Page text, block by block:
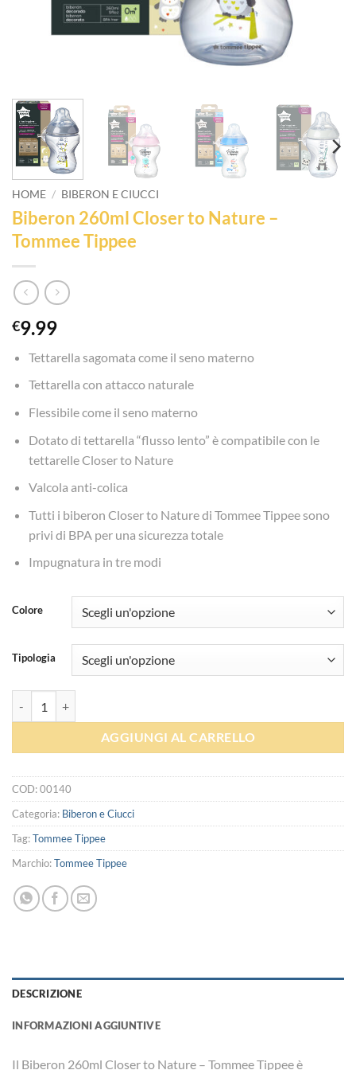
HOME / BIBERON E CIUCCI
Biberon 260ml Closer to Nature –
Tommee Tippee
€9.99
Tettarella sagomata come il seno materno
Tettarella con attacco naturale
Flessibile come il seno materno
Dotato di tettarella “flusso lento” è compatibile con le
tettarelle Closer to Nature
Valcola anti-colica
Tutti i biberon Closer to Nature di Tommee Tippee sono
privi di BPA per una sicurezza totale
Impugnatura in tre modi
Colore
Tipologia
AGGIUNGI AL CARRELLO
COD:00140
Categoria: Biberon e Ciucci
Tag:Tommee Tippee
Marchio:Tommee Tippee
DESCRIZIONE
INFORMAZIONI AGGIUNTIVE
Il Biberon 260ml Closer to Nature – Tommee Tippee è